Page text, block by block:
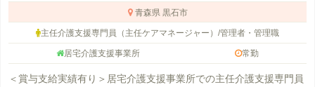
青森県 黒石市
主任介護支援専門員（主任ケアマネージャー）/管理者・管理職
居宅介護支援事業所 常勤
＜賞与支給実績有り＞居宅介護支援事業所での主任介護支援専門員